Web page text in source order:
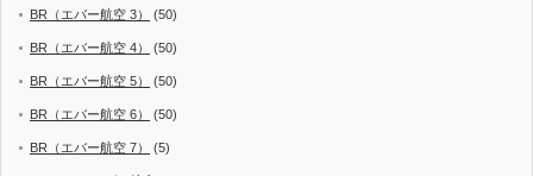
BR（エバー航空 3） (50)
BR（エバー航空 4） (50)
BR（エバー航空 5） (50)
BR（エバー航空 6） (50)
BR（エバー航空 7） (5)